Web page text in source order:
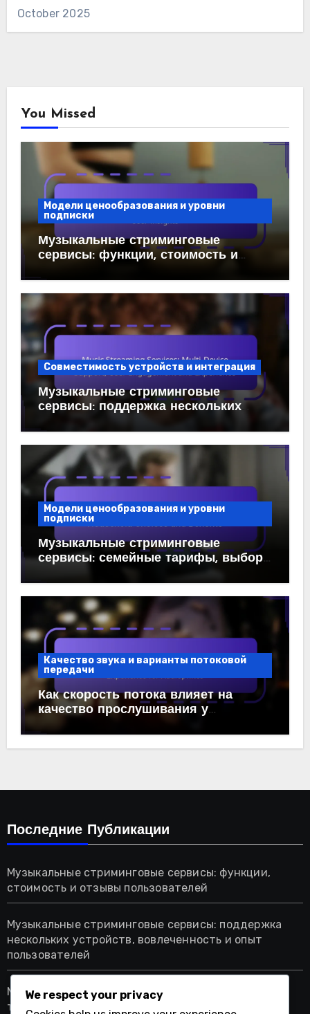
October 2025
You Missed
Модели ценообразования и уровни
подписки
Музыкальные стриминговые
сервисы: функции, стоимость и
Совместимость устройств и интеграция
Музыкальные стриминговые
сервисы: поддержка нескольких
пользователей
Модели ценообразования и уровни
подписки
Музыкальные стриминговые
сервисы: семейные тарифы, выбор
Качество звука и варианты потоковой
передачи
Как скорость потока влияет на
качество прослушивания у
Последние Публикации
Музыкальные стриминговые сервисы: функции,
стоимость и отзывы пользователей
Музыкальные стриминговые сервисы: поддержка
нескольких устройств, вовлеченность и опыт
пользователей
Музыкальные стриминговые сервисы: семейные
тарифы, выбор домохозяйства и преимущества
We respect your privacy